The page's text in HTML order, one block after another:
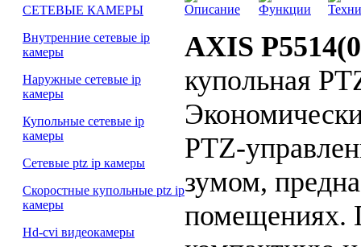
СЕТЕВЫЕ КАМЕРЫ
Внутренние сетевые ip
камеры
Наружные сетевые ip
камеры
Купольные сетевые ip
камеры
Сетевые ptz ip камеры
Скоростные купольные ptz ip
камеры
Hd-cvi видеокамеры
Описание Функции
AXIS
купольная
PTZ-
зумом,
помещениях.